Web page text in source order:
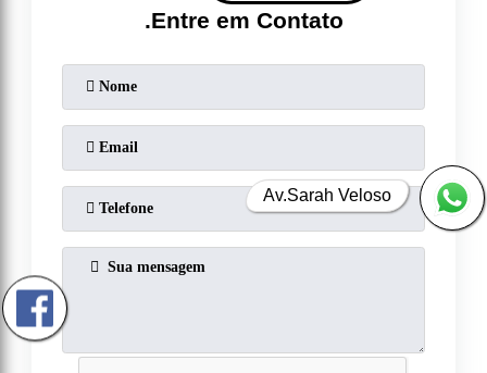
.Entre em Contato
Av.Sarah Veloso